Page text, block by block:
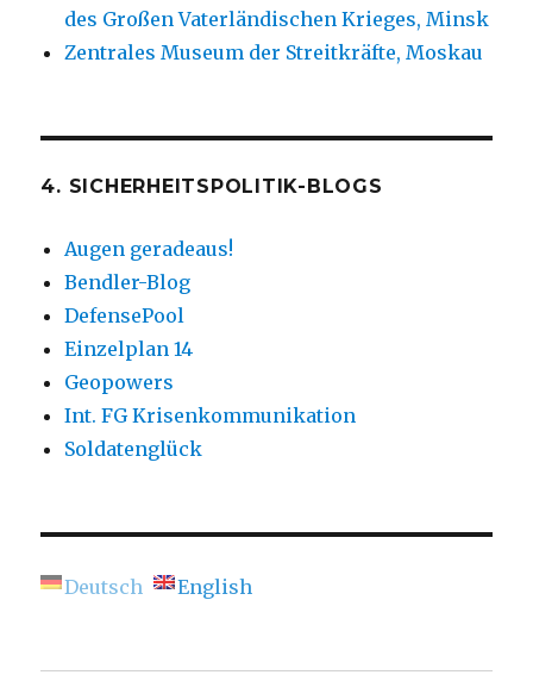
des Großen Vaterländischen Krieges, Minsk
Zentrales Museum der Streitkräfte, Moskau
4. SICHERHEITSPOLITIK-BLOGS
Augen geradeaus!
Bendler-Blog
DefensePool
Einzelplan 14
Geopowers
Int. FG Krisenkommunikation
Soldatenglück
Deutsch English